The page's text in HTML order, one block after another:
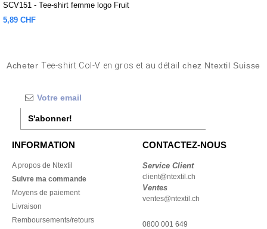
SCV151 - Tee-shirt femme logo Fruit
of the Loom
5,89 CHF
AcheterTee-shirt Col-V en gros et au détail chez Ntextil Suisse
S'abonner!
INFORMATION
A propos de Ntextil
Suivre ma commande
Moyens de paiement
Livraison
Remboursements/retours
CONTACTEZ-NOUS
Service Client
client@ntextil.ch
Ventes
ventes@ntextil.ch
0800 001 649